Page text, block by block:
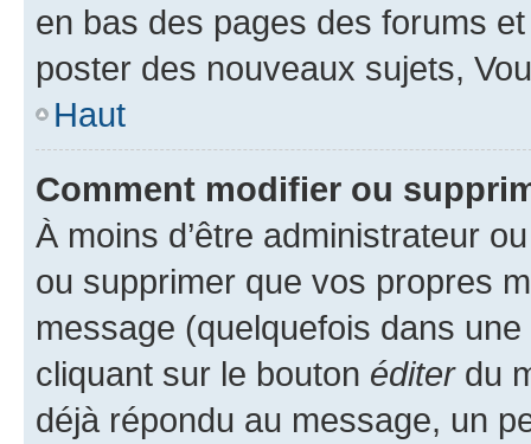
en bas des pages des forums
poster des nouveaux sujets,
Haut
Comment modifier ou
À moins d’être administrateur
ou supprimer que vos propres
message (quelquefois dans
cliquant sur le bouton éditerdu
déjà répondu au message, un